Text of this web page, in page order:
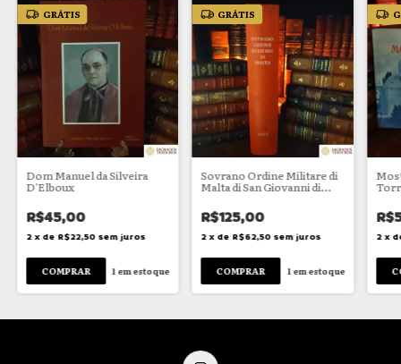
GRÁTIS
Dom Manuel da Silveira
D'Elboux
R$45,00
2 x de R$22,50 sem juros
1 em estoque
GRÁTIS
Sovrano Ordine Militare di
Malta di San Giovanni di
Malta
R$125,00
2 x de R$62,50 sem juros
1 em estoque
2 x